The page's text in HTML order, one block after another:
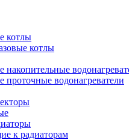
котлы
котлы
накопительные
проточные водонагреватели
к радиаторам